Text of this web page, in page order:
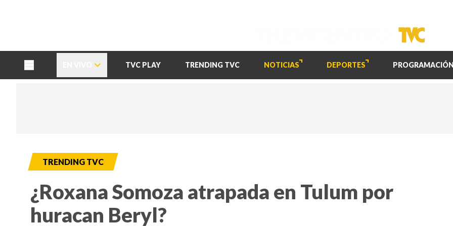
TVC PLAY TRENDING TVC NOTICIAS DEPORTES PROGRAMACIÓN
TRENDING TVC
¿Roxana Somoza atrapada en Tulum por
huracan Beryl?